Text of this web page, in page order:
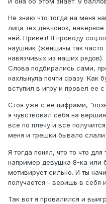
Не знаю что тогда на меня
лица тех девчонок,
ней. Привет! Я проводу
наушник (женщины так
навязчивых из наших
Слова подбирались сами,
нахлынула почти сразу. Как
вступил в игру и провел ее
Стоя уже с ее цифрами,
я чувствовал себя на
все по плечу и все
меня и трешки бывало
Я тогда понял, что то что
например девушка 8-ка или
мотивирует сильно. И ты
получается - веришь в себя
Так вот я провалился и